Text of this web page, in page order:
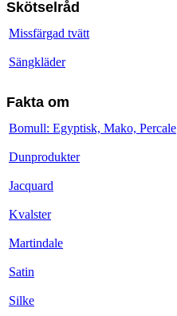
Skötselråd
Missfärgad tvätt
Sängkläder
Fakta om
Bomull: Egyptisk, Mako, Percale
Dunprodukter
Jacquard
Kvalster
Martindale
Satin
Silke